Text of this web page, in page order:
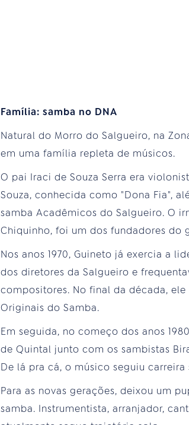
Família: samba no DNA
Natural do Morro do Salgueiro, na
em uma família repleta de músicos.
O pai Iraci de Souza Serra era
Souza, conhecida como "Dona Fia",
samba Acadêmicos do Salgueiro. O
Chiquinho, foi um dos fundadores do
Nos anos 1970, Guineto já exercia a
dos diretores da Salgueiro e
compositores. No final da década,
Originais do Samba.
Em seguida, no começo dos anos
de Quintal junto com os sambistas
De lá pra cá, o músico seguiu
Para as novas gerações, deixou um
samba. Instrumentista, arranjador,